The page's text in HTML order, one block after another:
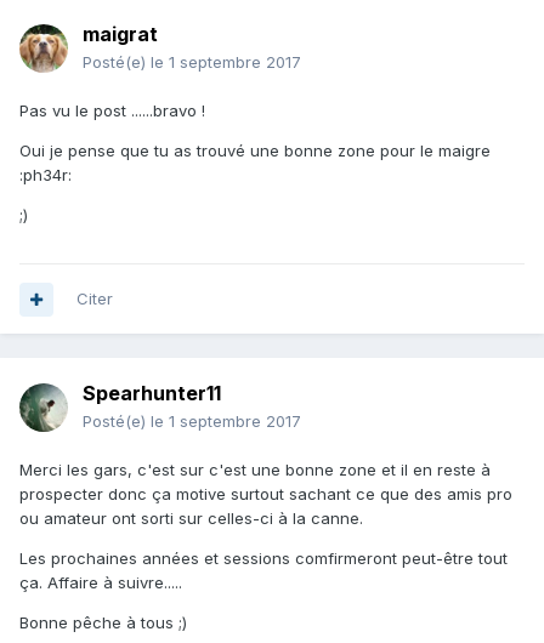
maigrat
Posté(e) le 1 septembre 2017
Pas vu le post ......bravo !
Oui je pense que tu as trouvé une bonne zone pour le maigre
:ph34r:
;)
Citer
Spearhunter11
Posté(e) le 1 septembre 2017
Merci les gars, c'est sur c'est une bonne zone et il en reste à
prospecter donc ça motive surtout sachant ce que des amis pro
ou amateur ont sorti sur celles-ci à la canne.
Les prochaines années et sessions comfirmeront peut-être tout
ça. Affaire à suivre.....
Bonne pêche à tous ;)